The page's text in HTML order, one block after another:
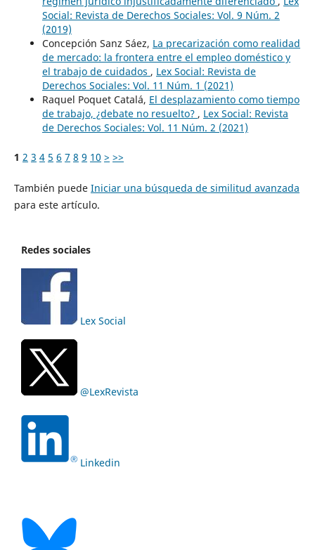
Social: Revista de Derechos Sociales: Vol. 9 Núm. 2
(2019)
Concepción Sanz Sáez, La precarización como realidad
de mercado: la frontera entre el empleo doméstico y
el trabajo de cuidados , Lex Social: Revista de
Derechos Sociales: Vol. 11 Núm. 1 (2021)
Raquel Poquet Catalá, El desplazamiento como tiempo
de trabajo, ¿debate no resuelto? , Lex Social: Revista
de Derechos Sociales: Vol. 11 Núm. 2 (2021)
1 2 3 4 5 6 7 8 9 10 > >>
También puede Iniciar una búsqueda de similitud avanzada
para este artículo.
Redes sociales
Lex Social
@LexRevista
Linkedin